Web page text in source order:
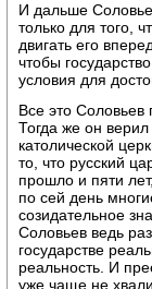
И дальше
только для того,
двигать его
чтобы
условия для
Все это
Тогда же он
католической
то, что русский
прошло и пяти
по сей день
созидательное
Соловьев ведь
государстве
реальность. И
уже чаще не